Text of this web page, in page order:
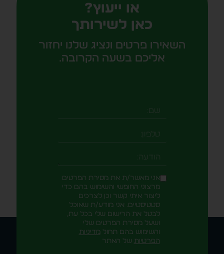
או ייעוץ?
כאן לשירותך
השאירו פרטים ונציג שלנו יחזור
אליכם בשעה הקרובה.
אני מאשר/ת את מסירת הפרטים
מרצוני החופשי והשימוש בהם כדי
ליצור איתי קשר וכן לצרכים
סטטיסטיים. אני מודע/ת שאוכל
לבטל את הרישום שלי בכל עת,
ושעל מסירת הפרטים שלי
והשימוש בהם תחול מדיניות
הפרטיות של האתר